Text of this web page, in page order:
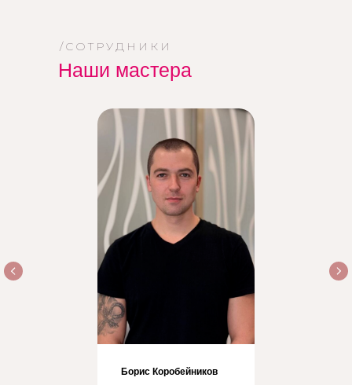
Наши мастера
/СОТРУДНИКИ
Борис Коробейников